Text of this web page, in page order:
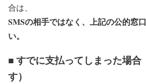
合は、
SMSの相手ではなく、上記の公的窓
い。
■ すでに支払ってしまった場合
す）